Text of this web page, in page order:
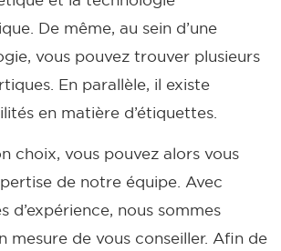
De même, au sein d’une
vous pouvez trouver plusieurs
En parallèle, il existe
en matière d’étiquettes.
choix, vous pouvez alors vous
de notre équipe. Avec
d’expérience, nous sommes
mesure de vous conseiller. Afin de